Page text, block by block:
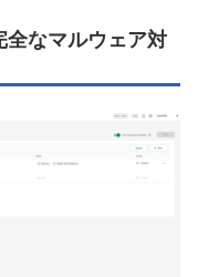
全なマルウェア対